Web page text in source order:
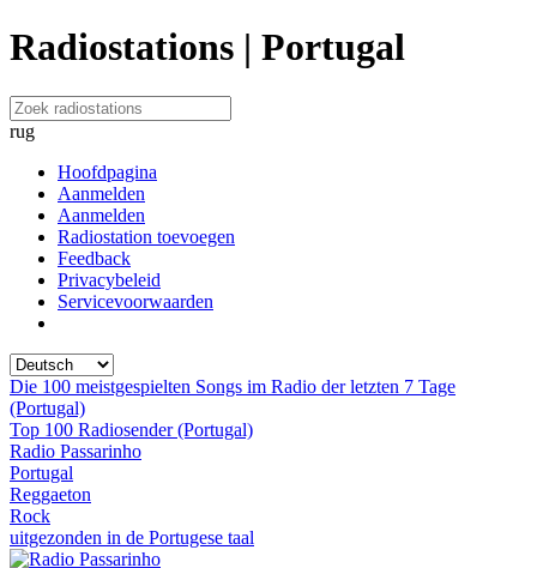
Radiostations | Portugal
rug
Hoofdpagina
Aanmelden
Aanmelden
Radiostation toevoegen
Feedback
Privacybeleid
Servicevoorwaarden
Die 100 meistgespielten Songs im Radio der letzten 7 Tage
(Portugal)
Top 100 Radiosender (Portugal)
Radio Passarinho
Portugal
Reggaeton
Rock
uitgezonden in de Portugese taal